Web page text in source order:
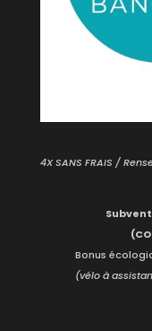
4X SANS FRAIS /
Bonus
(vélo à